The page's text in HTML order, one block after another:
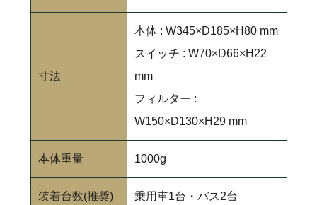
寸法
本体 : W345×D185×H80 mm
スイッチ : W70×D66×H22
mm
フィルター :
W150×D130×H29 mm
本体重量 1000g
装着台数(推奨) 乗用車1台・バス2台